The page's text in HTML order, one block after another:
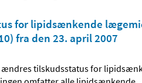
for lipidsænkende
fra den 23. april 2007
ændres tilskudsstatus for